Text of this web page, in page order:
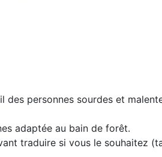
des personnes sourdes et
adaptée au bain de forêt.
traduire si vous le souhaitez